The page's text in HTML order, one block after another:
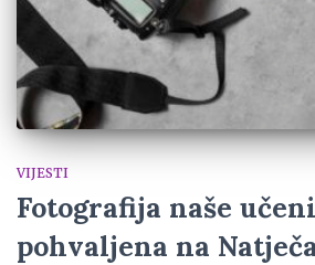
VIJESTI
Fotografija naše
pohvaljena na